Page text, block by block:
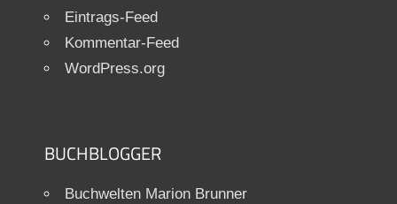
Eintrags-Feed
Kommentar-Feed
WordPress.org
BUCHBLOGGER
Buchwelten Marion Brunner